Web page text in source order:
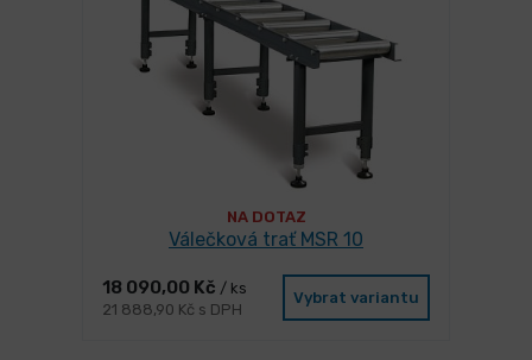
NA DOTAZ
Válečková trať MSR 10
18 090,00 Kč / ks
21 888,90 Kč s DPH
Vybrat variantu